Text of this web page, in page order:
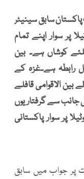
سابق سینیٹر
پر سوار اپنے تمام
کوشاں ہے۔ بین
رابطہ ہے۔غزہ کے
بین الاقوامی قافلے
جانب سے گرفتاریوں
پر سوار پاکستانی
پر جواب میں سابق